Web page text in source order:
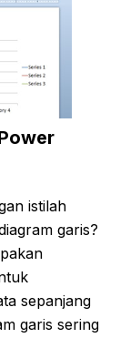
istilah
garis?
sepanjang
garis sering